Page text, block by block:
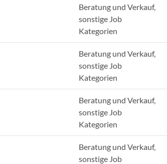
Beratung und Verkauf,
sonstige Job
Kategorien
Beratung und Verkauf,
sonstige Job
Kategorien
Beratung und Verkauf,
sonstige Job
Kategorien
Beratung und Verkauf,
sonstige Job